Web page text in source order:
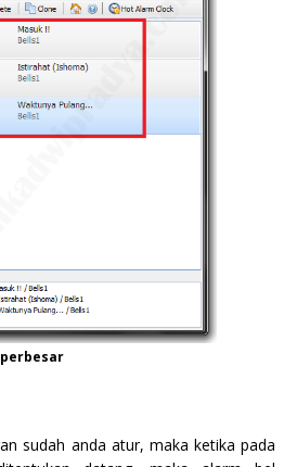
sudah anda atur, maka ketika pada